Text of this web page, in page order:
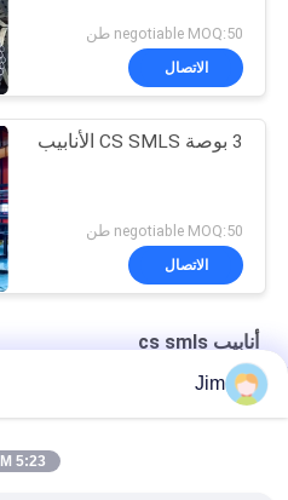
negotiable MOQ:50 طن
الاتصال
3 بوصة CS SMLS الأنابيب
negotiable MOQ:50 طن
الاتصال
أنابيب cs smls
محطات الطاقة الكهرومائية SCH80 CS SMLS
Jim
5:23 AM